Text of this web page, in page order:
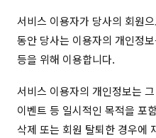
서비스 이용자가 당사의 회원
동안 당사는 이용자의 개인정
등을 위해 이용합니다.
서비스 이용자의 개인정보는
이벤트 등 일시적인 목적을 포
삭제 또는 회원 탈퇴한 경우에